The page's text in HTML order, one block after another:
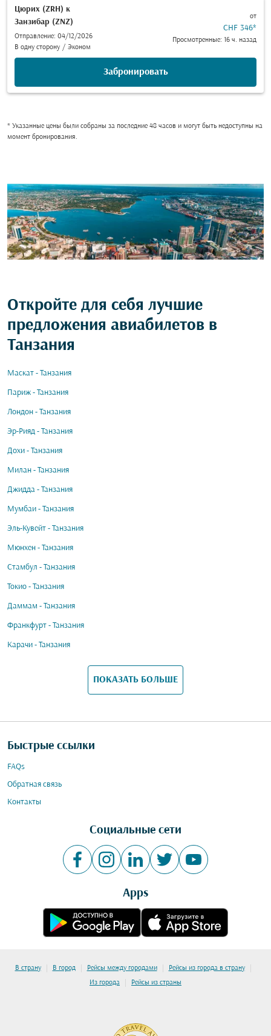
Цюрих (ZRH) к
Занзибар (ZNZ)
Отправление: 04/12/2026
В одну сторону / Эконом
от
CHF 346*
Просмотренные: 16 ч. назад
Забронировать
* Указанные цены были собраны за последние 48 часов и могут быть недоступны на
момент бронирования.
Откройте для себя лучшие
предложения авиабилетов в
Танзания
Маскат - Танзания
Париж - Танзания
Лондон - Танзания
Эр-Рияд - Танзания
Дохи - Танзания
Милан - Танзания
Джидда - Танзания
Мумбаи - Танзания
Эль-Кувейт - Танзания
Мюнхен - Танзания
Стамбул - Танзания
Токио - Танзания
Даммам - Танзания
Франкфурт - Танзания
Карачи - Танзания
ПОКАЗАТЬ БОЛЬШЕ
Быстрые ссылки
FAQs
Обратная связь
Контакты
Социальные сети
Apps
В страну | В город | Рейсы между городами | Рейсы из города в страну |
Из города | Рейсы из страны